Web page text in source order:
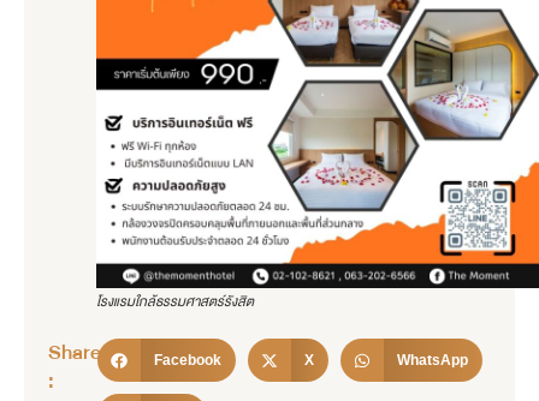
โรงแรมใกล้ธรรมศาสตร์รังสิต
Share
:
Facebook X WhatsApp